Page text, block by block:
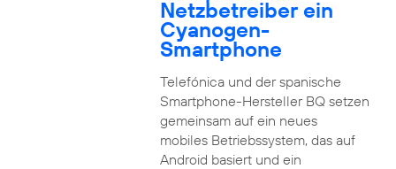
Netzbetreiber ein
Cyanogen-
Smartphone
Telefónica und der spanische
Smartphone-Hersteller BQ setzen
gemeinsam auf ein neues
mobiles Betriebssystem, das auf
Android basiert und ein